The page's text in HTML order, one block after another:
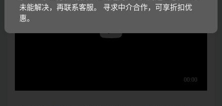
未能解决，再联系客服。 寻求中介合作，可享折扣优
惠。